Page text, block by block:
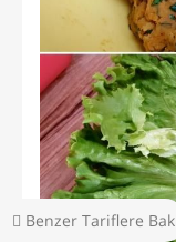
Benzer Tariflere Bak